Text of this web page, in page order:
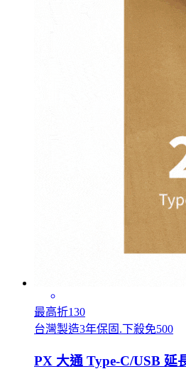
最高折130
台灣製造3年保固.下殺免500
PX 大通 Type-C/USB 延